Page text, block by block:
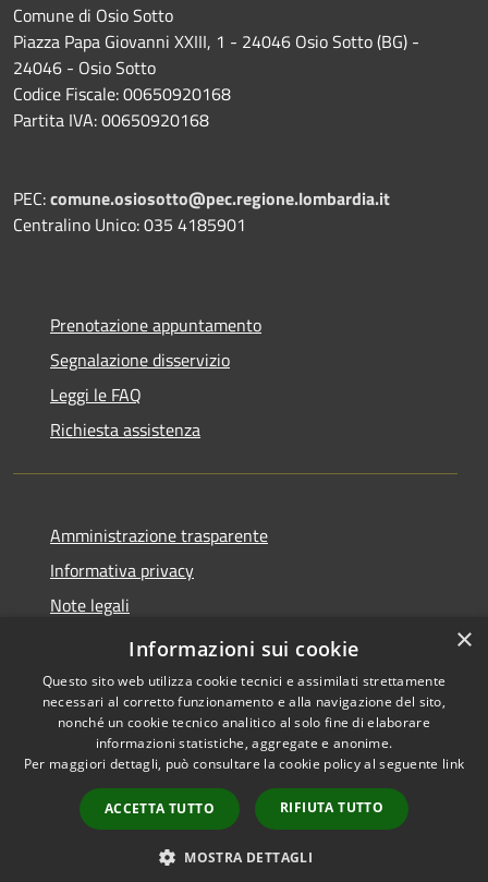
Comune di Osio Sotto
Piazza Papa Giovanni XXIII, 1 - 24046 Osio Sotto (BG) -
24046 - Osio Sotto
Codice Fiscale: 00650920168
Partita IVA: 00650920168
PEC:comune.osiosotto@pec.regione.lombardia.it
Centralino Unico: 035 4185901
Prenotazione appuntamento
Segnalazione disservizio
Leggi le FAQ
Richiesta assistenza
Amministrazione trasparente
Informativa privacy
Note legali
Dichiarazione di accessibilità 2025
Accessibilità
Copyright © 2026 • Comune di
Osio Sotto • Powered by
Municipium•
Accesso
redazione
×
Informazioni sui cookie
Questo sito web utilizza cookie tecnici e assimilati strettamente
necessari al corretto funzionamento e alla navigazione del sito,
nonché un cookie tecnico analitico al solo fine di elaborare
informazioni statistiche, aggregate e anonime.
Per maggiori dettagli, può consultare la cookie policy al seguente link
ACCETTA TUTTO RIFIUTA TUTTO
MOSTRA DETTAGLI